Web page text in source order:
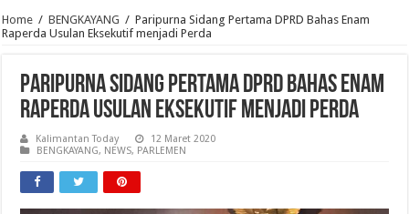
Home / BENGKAYANG / Paripurna Sidang Pertama DPRD Bahas Enam
Raperda Usulan Eksekutif menjadi Perda
Paripurna Sidang Pertama DPRD Bahas Enam
Raperda Usulan Eksekutif menjadi Perda
Kalimantan Today
12 Maret 2020
BENGKAYANG, NEWS, PARLEMEN